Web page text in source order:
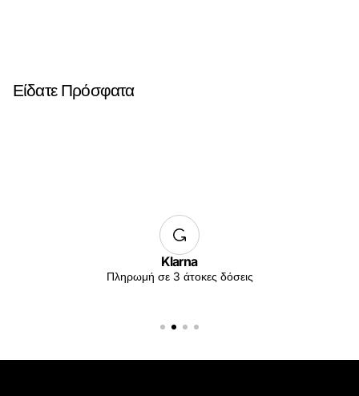
Είδατε Πρόσφατα
Klarna
Πληρωμή σε 3 άτοκες δόσεις